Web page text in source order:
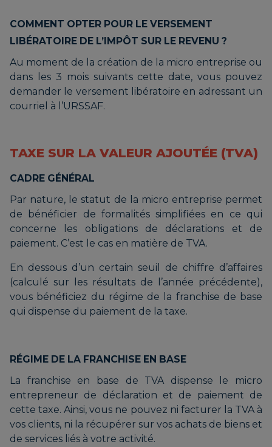
COMMENT OPTER POUR LE VERSEMENT
LIBÉRATOIRE DE L’IMPÔT SUR LE REVENU ?
Au moment de la création de la micro entreprise ou
dans les 3 mois suivants cette date, vous pouvez
demander le versement libératoire en adressant un
courriel à l’URSSAF.
TAXE SUR LA VALEUR AJOUTÉE (TVA)
CADRE GÉNÉRAL
Par nature, le statut de la micro entreprise permet
de bénéficier de formalités simplifiées en ce qui
concerne les obligations de déclarations et de
paiement. C’est le cas en matière de TVA.
En dessous d’un certain seuil de chiffre d’affaires
(calculé sur les résultats de l’année précédente),
vous bénéficiez du régime de la franchise de base
qui dispense du paiement de la taxe.
RÉGIME DE LA FRANCHISE EN BASE
La franchise en base de TVA dispense le micro
entrepreneur de déclaration et de paiement de
cette taxe. Ainsi, vous ne pouvez ni facturer la TVA à
vos clients, ni la récupérer sur vos achats de biens et
de services liés à votre activité.